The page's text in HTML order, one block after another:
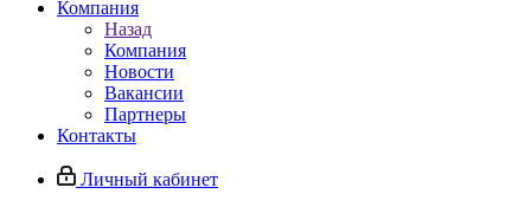
Компания
Назад
Компания
Новости
Вакансии
Партнеры
Контакты
Личный кабинет